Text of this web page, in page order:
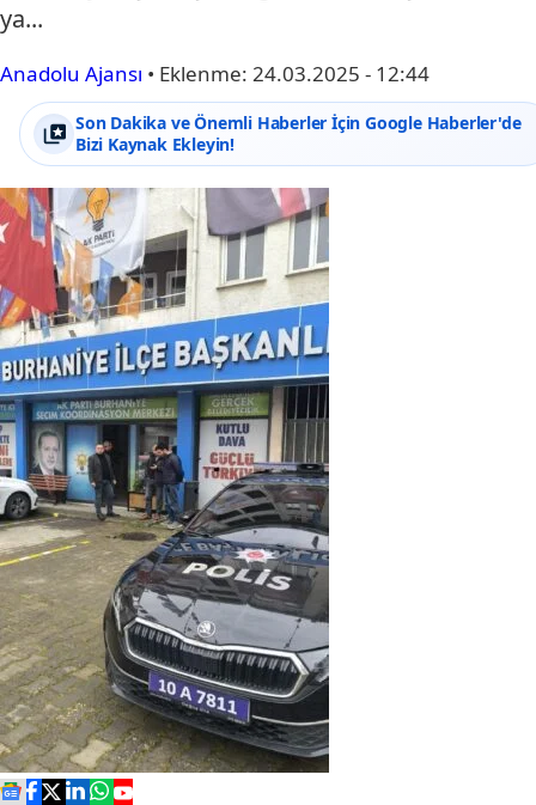
ya...
Anadolu Ajansı • Eklenme: 24.03.2025 - 12:44
Son Dakika ve Önemli Haberler İçin Google Haberler'de
Bizi Kaynak Ekleyin!